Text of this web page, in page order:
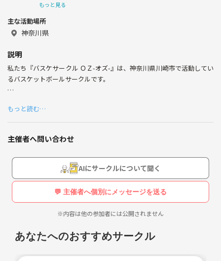
質問や参加申し込みもＨＰからお願いします。
意下さい。
私たち『ＯＺ－オズ－』は、神奈川県川崎市で活動してい
間たちと共に助け合い、交流を深めていきたいという想い
を込めて、サークル名を『ＯＺの魔法使い』から命名しま
した。
バスケットボールサークルとして2010年12月18日に設
もっと見る
主な活動場所
神奈川県
説明
私たち『バスケサークル ＯＺ-オズ-』は、神奈川県川崎市で活動してい
るバスケットボールサークルです。
に助け合い、交流を深めていきたい！という想いを込めて、サークル名
を『ＯＺの魔法使い』から命名しました。
バスケットボールサークルとして2010年12月18日に設立。
現在、一緒に楽しめる参加メンバーを募集しています！！
参加メンバーは20代から40代の社会人。現在の主な参加層は20代後半
から30代前半が多い感じですが、年齢に関係なく楽しんでいます。
現在、参加人数は常時20～30名ほどです。男女比は６：４又は７：３く
もっと読む…
主催者へ問い合わせ
AIにサークルについて聞く
💬 主催者へ個別にメッセージを送る
※内容は他の参加者には公開されません
あなたへのおすすめサークル